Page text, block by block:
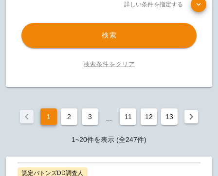
M&A専門家の方へ
詳しい条件を指定する
検索
検索条件をクリア
1 2 3 11 12 13
1~20件を表示 (全247件)
認定バトンズDD調査人